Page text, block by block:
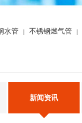
水管 | 不锈钢燃气管 |
新闻资讯